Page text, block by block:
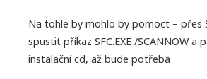
Na tohle by mohlo by pomoct – přes
spustit příkaz SFC.EXE /SCANNOW a
instalační cd, až bude potřeba